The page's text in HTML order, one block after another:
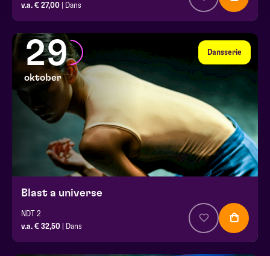
v.a. € 27,00 | Dans
Dansserie
29
oktober
Blast a universe
NDT 2
v.a. € 32,50 | Dans